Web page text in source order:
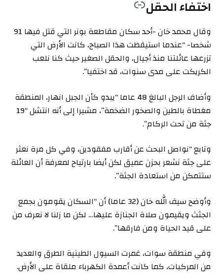
اختفاء الحقل
وقال محمد خان -أحد سكان مقاطعة بونر التي قتل فيها 91
شخصا- “عندما استيقظت هذا الصباح، كانت الأرض التي
تزرعها عائلتنا منذ أجيال، والحقل الصغير حيث كنا نلعب
الكريكت على مدى سنوات، قد اختفيا”.
وأضاف الرجل البالغ 48 عاما “يبدو كأن الجبل انهار، المنطقة
مغطاة بالطين والصخور الضخمة”، مشيرا إلى أنه انتشل “19
جثة من تحت الركام”.
وتابع “نواصل البحث عن أقارب مفقودين، وفي كل مرة نعثر
على جثة نشعر بحزن عميق لكن أيضا بارتياح لمعرفة أن العائلة
ستتمكن من استعادة الجثة”.
وأوضح سيف الله خان (32 عاما) أن “السكان يقومون بجمع
الجثث ويقيمون صلاة الجنازة عليها… لكن ما زلنا لا نعرف من
على قيد الحياة ومن فارقها”.
وفي منطقة سوات، غمرت السيول الطينية الطرق والعديد
من المركبات، كما كانت أعمدة الكهرباء ملقاة على الأرض.